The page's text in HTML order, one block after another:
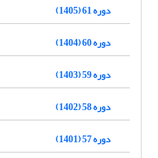
دوره 61 (1405)
دوره 60 (1404)
دوره 59 (1403)
دوره 58 (1402)
دوره 57 (1401)